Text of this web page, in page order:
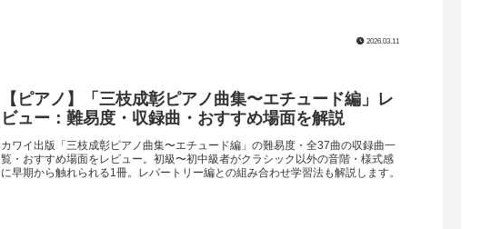
2026.03.11
【ピアノ】「三枝成彰ピアノ曲集〜エチュード編」レ
ビュー：難易度・収録曲・おすすめ場面を解説
カワイ出版「三枝成彰ピアノ曲集〜エチュード編」の難易度・全37曲の収録曲一
覧・おすすめ場面をレビュー。初級〜初中級者がクラシック以外の音階・様式感
に早期から触れられる1冊。レパートリー編との組み合わせ学習法も解説します。